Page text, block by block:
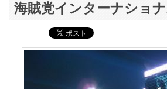
海賊党インターナショ